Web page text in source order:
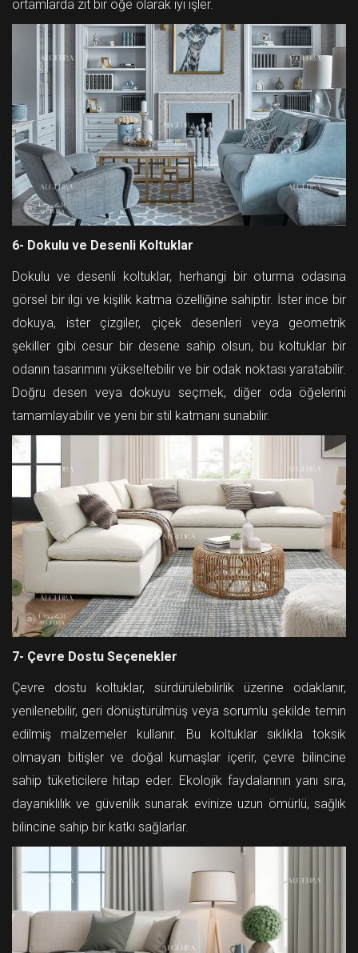
ortamlarda zıt bir öğe olarak iyi işler.
6- Dokulu ve Desenli Koltuklar
Dokulu ve desenli koltuklar, herhangi bir oturma odasına
görsel bir ilgi ve kişilik katma özelliğine sahiptir. İster ince bir
dokuya, ister çizgiler, çiçek desenleri veya geometrik
şekiller gibi cesur bir desene sahip olsun, bu koltuklar bir
odanın tasarımını yükseltebilir ve bir odak noktası yaratabilir.
Doğru desen veya dokuyu seçmek, diğer oda öğelerini
tamamlayabilir ve yeni bir stil katmanı sunabilir.
7- Çevre Dostu Seçenekler
Çevre dostu koltuklar, sürdürülebilirlik üzerine odaklanır,
yenilenebilir, geri dönüştürülmüş veya sorumlu şekilde temin
edilmiş malzemeler kullanır. Bu koltuklar sıklıkla toksik
olmayan bitişler ve doğal kumaşlar içerir, çevre bilincine
sahip tüketicilere hitap eder. Ekolojik faydalarının yanı sıra,
dayanıklılık ve güvenlik sunarak evinize uzun ömürlü, sağlık
bilincine sahip bir katkı sağlarlar.